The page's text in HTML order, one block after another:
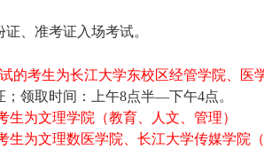
证、准考证入场考试。
的考生为长江大学东校区经管学院、医
；领取时间：上午8点半—下午4点。
生为文理学院（教育、人文、管理）
生为文理数医学院、长江大学传媒学院（